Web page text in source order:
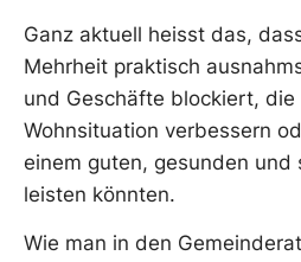
Ganz aktuell heisst das,
Mehrheit praktisch
und Geschäfte blockiert, die
Wohnsituation verbessern
einem guten, gesunden und
leisten könnten.
Wie man in den